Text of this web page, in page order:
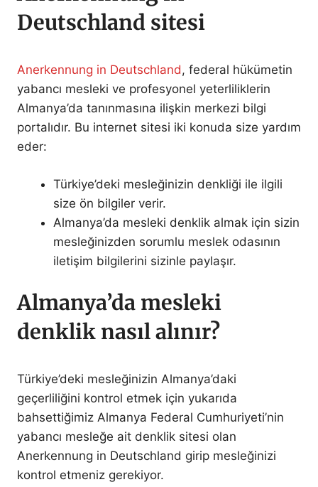
Deutschland sitesi
Anerkennung in Deutschland, federal hükümetin
yabancı mesleki ve profesyonel yeterliliklerin
Almanya’da tanınmasına ilişkin merkezi bilgi
portalıdır. Bu internet sitesi iki konuda size yardım
eder:
Türkiye’deki mesleğinizin denkliği ile ilgili
size ön bilgiler verir.
Almanya’da mesleki denklik almak için sizin
mesleğinizden sorumlu meslek odasının
iletişim bilgilerini sizinle paylaşır.
Almanya’da mesleki
denklik nasıl alınır?
Türkiye’deki mesleğinizin Almanya’daki
geçerliliğini kontrol etmek için yukarıda
bahsettiğimiz Almanya Federal Cumhuriyeti’nin
yabancı mesleğe ait denklik sitesi olan
Anerkennung in Deutschland girip mesleğinizi
kontrol etmeniz gerekiyor.